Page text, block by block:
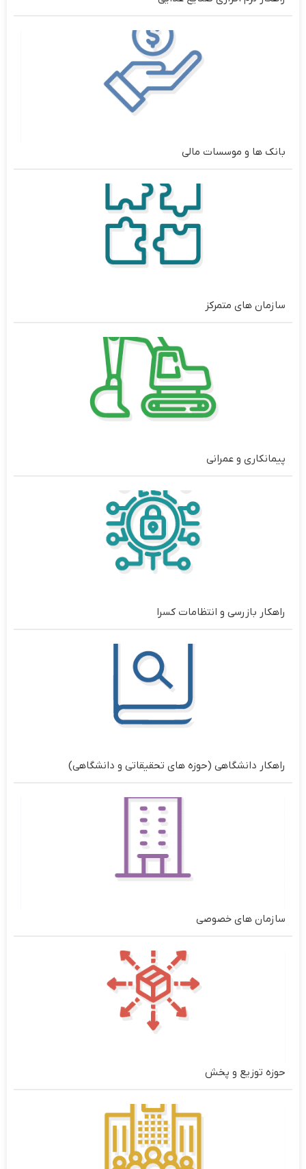
بانک ها و موسسات مالی
سازمان های متمرکز
پیمانکاری و عمرانی
راهکار بازرسی و انتظامات کسرا
راهکار دانشگاهی (حوزه های تحقیقاتی و دانشگاهی)
سازمان های خصوصی
حوزه توزیع و پخش